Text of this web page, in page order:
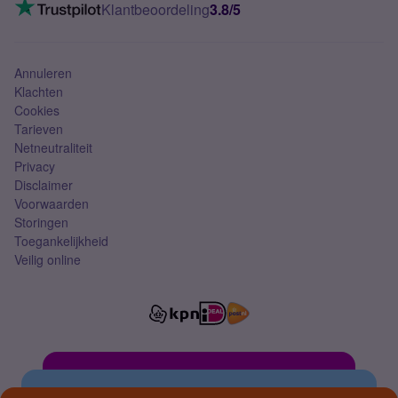
Mobiel abonnement
Klantbeoordeling3.8/5
Annuleren
Klachten
Cookies
Tarieven
Netneutraliteit
Privacy
Disclaimer
Voorwaarden
Storingen
Toegankelijkheid
Veilig online